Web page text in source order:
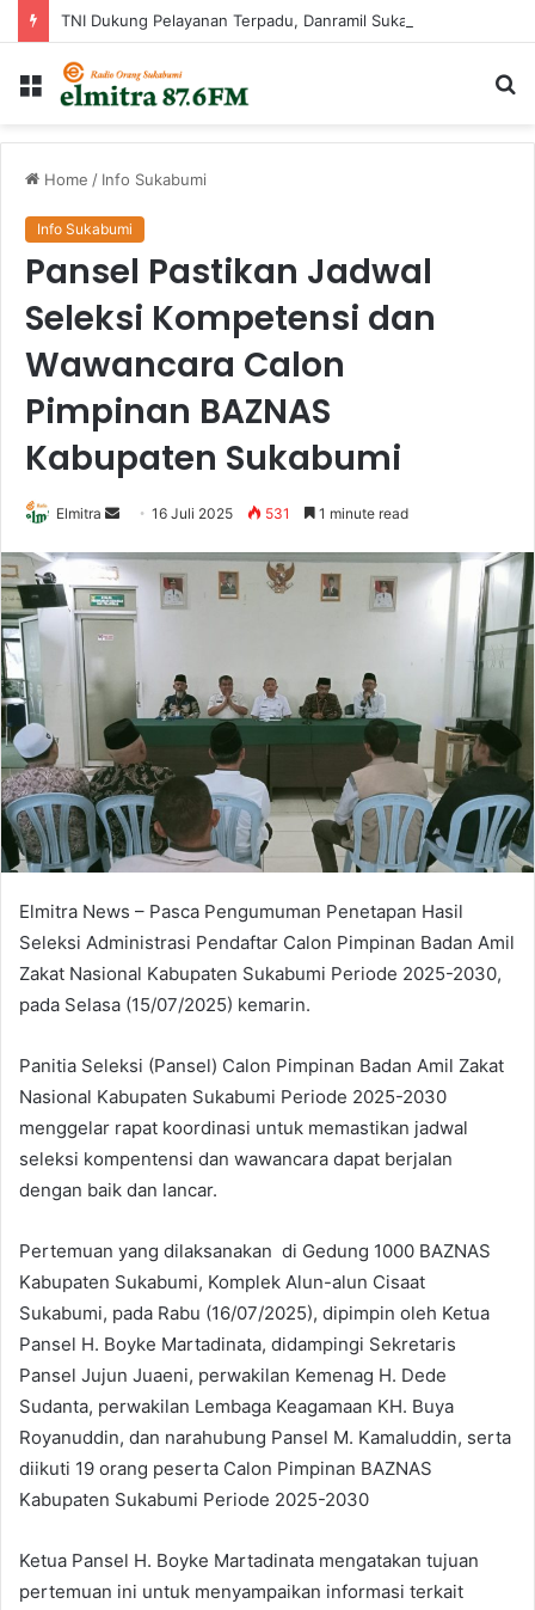
Menu
Home / Info Sukabumi
Info Sukabumi
Pansel Pastikan Jadwal
Seleksi Kompetensi dan
Wawancara Calon
Pimpinan BAZNAS
Kabupaten Sukabumi
Elmitra
Send
email
16 Juli 2025 531 1 minute read
Elmitra News – Pasca Pengumuman Penetapan Hasil
Seleksi Administrasi Pendaftar Calon Pimpinan Badan Amil
Zakat Nasional Kabupaten Sukabumi Periode 2025-2030,
pada Selasa (15/07/2025) kemarin.
Panitia Seleksi (Pansel) Calon Pimpinan Badan Amil Zakat
Nasional Kabupaten Sukabumi Periode 2025-2030
menggelar rapat koordinasi untuk memastikan jadwal
seleksi kompentensi dan wawancara dapat berjalan
dengan baik dan lancar.
Pertemuan yang dilaksanakan di Gedung 1000 BAZNAS
Kabupaten Sukabumi, Komplek Alun-alun Cisaat
Sukabumi, pada Rabu (16/07/2025), dipimpin oleh Ketua
Pansel H. Boyke Martadinata, didampingi Sekretaris
Pansel Jujun Juaeni, perwakilan Kemenag H. Dede
Sudanta, perwakilan Lembaga Keagamaan KH. Buya
Royanuddin, dan narahubung Pansel M. Kamaluddin, serta
diikuti 19 orang peserta Calon Pimpinan BAZNAS
Kabupaten Sukabumi Periode 2025-2030
Ketua Pansel H. Boyke Martadinata mengatakan tujuan
pertemuan ini untuk menyampaikan informasi terkait